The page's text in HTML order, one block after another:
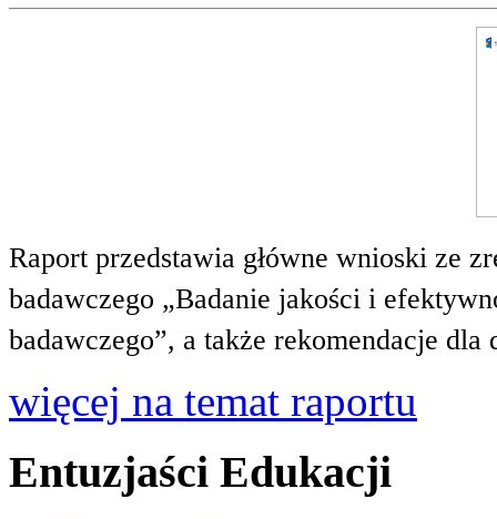
Raport przedstawia główne wnioski ze
badawczego „Badanie jakości i
badawczego”, a także rekomendacje
więcej na temat raportu
Entuzjaści Edukacji